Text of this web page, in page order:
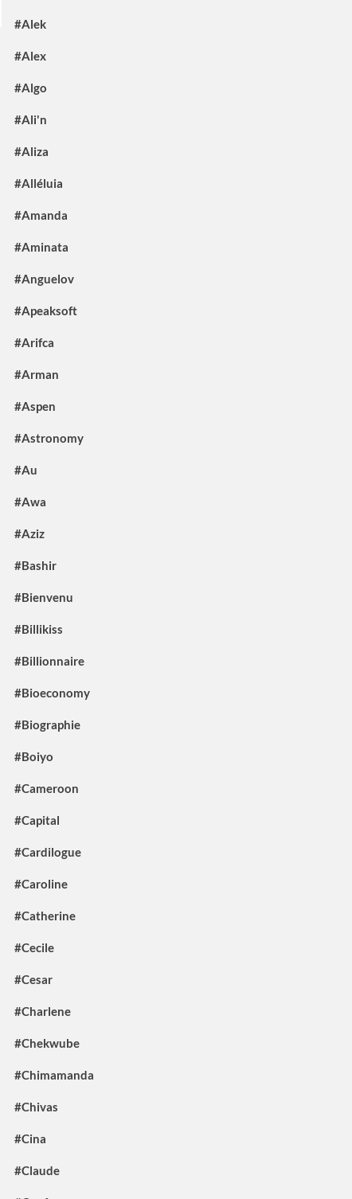
#Alek
#Alex
#Algo
#Ali'n
#Aliza
#Alléluia
#Amanda
#Aminata
#Anguelov
#Apeaksoft
#Arifca
#Arman
#Aspen
#Astronomy
#Au
#Awa
#Aziz
#Bashir
#Bienvenu
#Billikiss
#Billionnaire
#Bioeconomy
#Biographie
#Boiyo
#Cameroon
#Capital
#Cardilogue
#Caroline
#Catherine
#Cecile
#Cesar
#Charlene
#Chekwube
#Chimamanda
#Chivas
#Cina
#Claude